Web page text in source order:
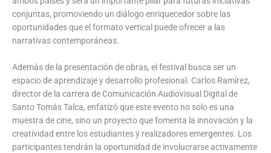
conjuntas, promoviendo un diálogo enriquecedor sobre las
oportunidades que el formato vertical puede ofrecer a las
narrativas contemporáneas.
Además de la presentación de obras, el festival busca ser un
espacio de aprendizaje y desarrollo profesional. Carlos Ramírez,
director de la carrera de Comunicación Audiovisual Digital de
Santo Tomás Talca, enfatizó que este evento no solo es una
muestra de cine, sino un proyecto que fomenta la innovación y la
creatividad entre los estudiantes y realizadores emergentes. Los
participantes tendrán la oportunidad de involucrarse activamente